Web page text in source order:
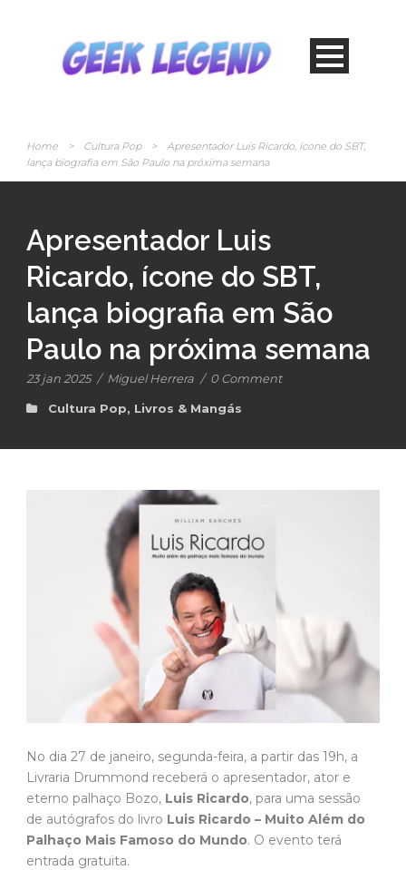
Home > Cultura Pop >
Apresentador Luis Ricardo, ícone do SBT,
lança biografia em São Paulo na próxima semana
Apresentador Luis
Ricardo, ícone do SBT,
lança biografia em São
Paulo na próxima semana
23 jan 2025 / Miguel Herrera / 0 Comment
Cultura Pop, Livros & Mangás
No dia 27 de janeiro, segunda-feira, a partir das 19h, a
Livraria Drummond receberá o apresentador, ator e
eterno palhaço Bozo, Luis Ricardo, para uma sessão
de autógrafos do livro Luis Ricardo – Muito Além do
Palhaço Mais Famoso do Mundo. O evento terá
entrada gratuita.